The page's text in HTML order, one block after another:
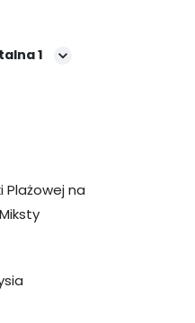
1
Plażowej na